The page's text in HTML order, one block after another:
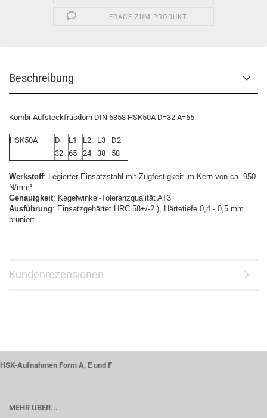
FRAGE ZUM PRODUKT
Beschreibung
Kombi-Aufsteckfräsdorn DIN 6358 HSK50A D=32 A=65
HSK50A D L1 L2 L3
D2
32 65 24 38 58
Werkstoff: Legierter Einsatzstahl mit Zugfestigkeit im Kern von ca. 950
N/mm²
Genauigkeit: Kegelwinkel-Toleranzqualität AT3
Ausführung: Einsatzgehärtet HRC 58+/-2 ), Härtetiefe 0,4 - 0,5 mm
brüniert
Kundenrezensionen
HSK-Aufnahmen Form A, E und F
MEHR ÜBER...